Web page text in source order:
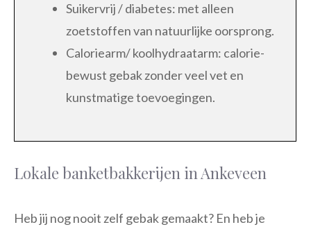
Suikervrij / diabetes: met alleen
zoetstoffen van natuurlijke oorsprong.
Caloriearm/ koolhydraatarm: calorie-
bewust gebak zonder veel vet en
kunstmatige toevoegingen.
Lokale banketbakkerijen in Ankeveen
Heb jij nog nooit zelf gebak gemaakt? En heb je